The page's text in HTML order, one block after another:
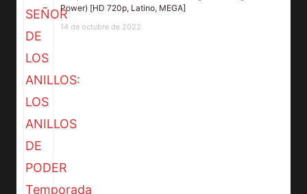
Power) [HD 720p, Latino, MEGA]
14 de octubre de 2022